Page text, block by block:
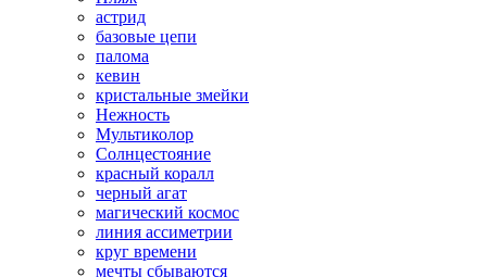
астрид
базовые цепи
палома
кевин
кристальные змейки
Нежность
Мультиколор
Солнцестояние
красный коралл
черный агат
магический космос
линия ассиметрии
круг времени
мечты сбываются